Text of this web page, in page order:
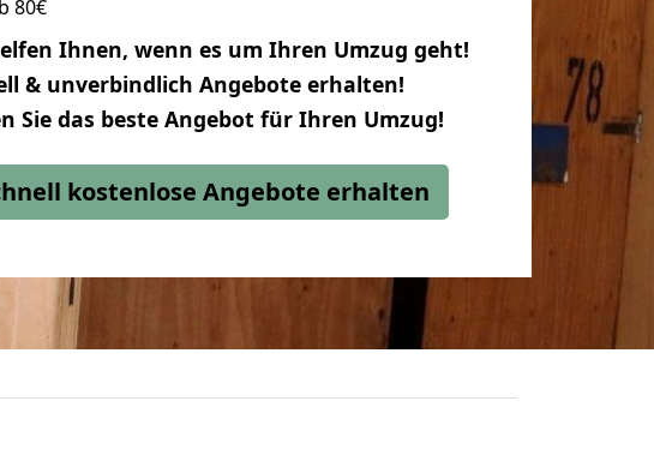
80€
Ihnen, wenn es um Ihren Umzug geht!
& unverbindlich Angebote erhalten!
Sie das beste Angebot für Ihren Umzug!
kostenlose Angebote erhalten